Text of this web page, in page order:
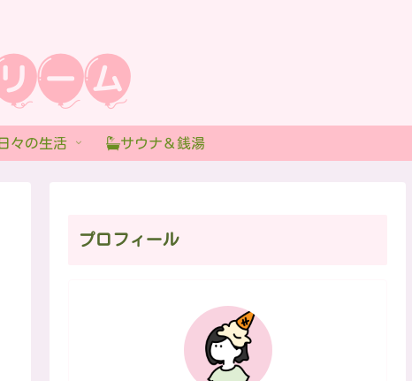
々の生活 サウナ＆銭湯
プロフィール